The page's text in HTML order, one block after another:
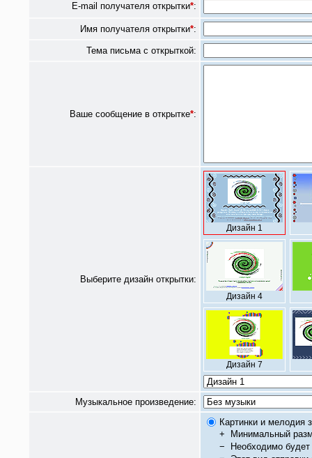
E-mail получателя открытки*:
Имя получателя открытки*:
Тема письма с открыткой:
Ваше сообщение в открытке*:
Выберите дизайн открытки:
Дизайн 1
Дизайн 4
Дизайн 7
Музыкальное произведение:
Картинки и мелодия
+
Минимальный
−
Необходимо будет